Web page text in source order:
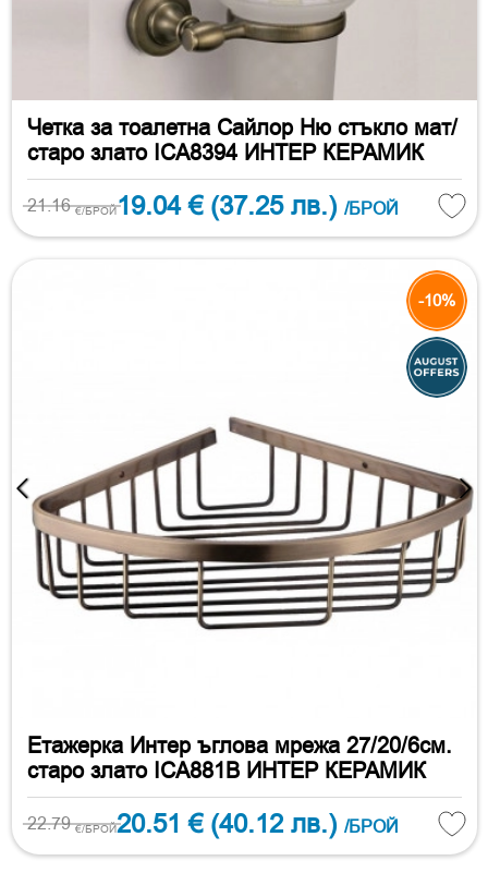
Четка за тоалетна Сайлор Ню стъкло мат/
старо злато ICA8394 ИНТЕР КЕРАМИК
21.16€/БРОЙ19.04 € (37.25 лв.) /БРОЙ
-10%
Етажерка Интер ъглова мрежа 27/20/6см.
старо злато ICA881B ИНТЕР КЕРАМИК
22.79€/БРОЙ20.51 € (40.12 лв.) /БРОЙ